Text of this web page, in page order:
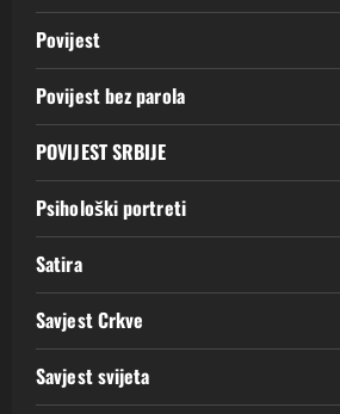
Povijest
Povijest bez parola
POVIJEST SRBIJE
Psihološki portreti
Satira
Savjest Crkve
Savjest svijeta